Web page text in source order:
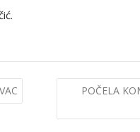
POČELA